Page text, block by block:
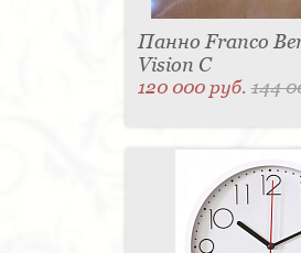
Панно Franco
Vision С
120 000 руб.144